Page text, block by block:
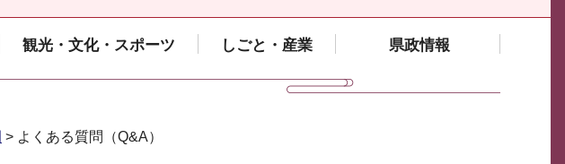
観光・文化・スポーツ しごと・産業 県政情報
> よくある質問（Q&A）